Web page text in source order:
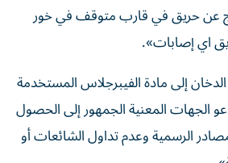
عن حريق في قارب متوقف في خور
اي إصابات».
إلى مادة الفيبرجلاس المستخدمة
الجهات المعنية الجمهور إلى الحصول
الرسمية وعدم تداول الشائعات أو